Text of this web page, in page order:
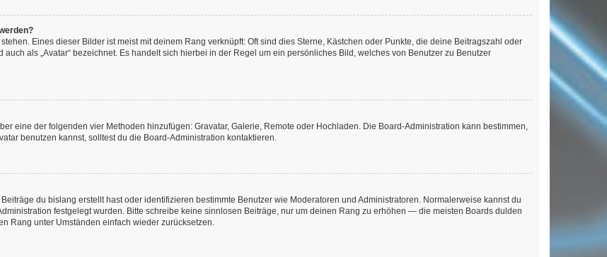
Eines dieser Bilder ist meist mit deinem Rang verknüpft: Oft sind dies Sterne, Kästchen oder Punkte, die deine Beitragszahl oder
als „Avatar“ bezeichnet. Es handelt sich hierbei in der Regel um ein persönliches Bild, welches von Benutzer zu Benutzer
eine der folgenden vier Methoden hinzufügen: Gravatar, Galerie, Remote oder Hochladen. Die Board-Administration kann bestimmen,
benutzen kannst, solltest du die Board-Administration kontaktieren.
du bislang erstellt hast oder identifizieren bestimmte Benutzer wie Moderatoren und Administratoren. Normalerweise kannst du
festgelegt wurden. Bitte schreibe keine sinnlosen Beiträge, nur um deinen Rang zu erhöhen — die meisten Boards dulden
Rang unter Umständen einfach wieder zurücksetzen.